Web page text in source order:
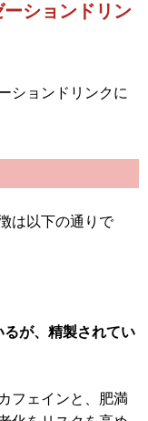
ションドリン
ションドリンクに
は以下の通りで
が、精製されてい
フェインと、肥満